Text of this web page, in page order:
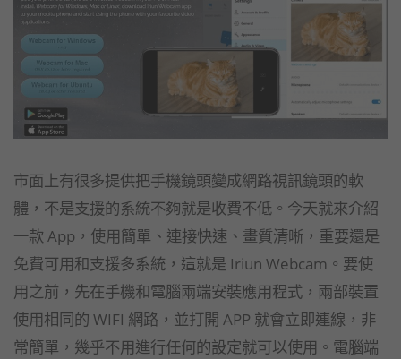
市面上有很多提供把手機鏡頭變成網路視訊鏡頭的軟
體，不是支援的系統不夠就是收費不低。今天就來介紹
一款 App，使用簡單、連接快速、畫質清晰，重要還是
免費可用和支援多系統，這就是 Iriun Webcam。要使
用之前，先在手機和電腦兩端安裝應用程式，兩部裝置
使用相同的 WIFI 網路，並打開 APP 就會立即連線，非
常簡單，幾乎不用進行任何的設定就可以使用。電腦端